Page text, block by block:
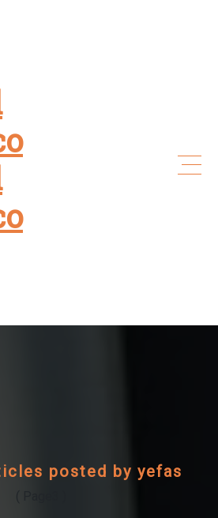
posted by yefas